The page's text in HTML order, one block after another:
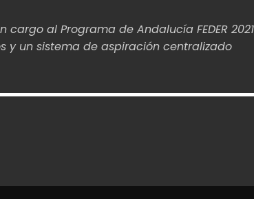
cargo al Programa de Andalucía FEDER
y un sistema de aspiración centralizado